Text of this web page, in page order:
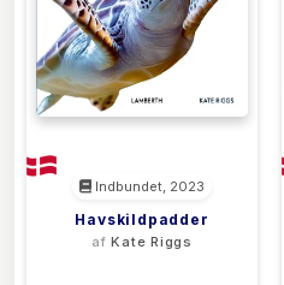
Indbundet, 2023
Havskildpadder
afKate Riggs